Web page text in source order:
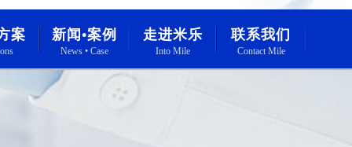
案 新闻•案例
News • Case
走进米乐
Into Mile
联系我们
Contact Mile